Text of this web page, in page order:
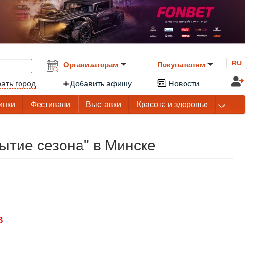
город
Организаторам
Добавить афишу
Покупателям
Новости
RU
Фестивали Выставки Красота и здоровье
сезона" в Минске